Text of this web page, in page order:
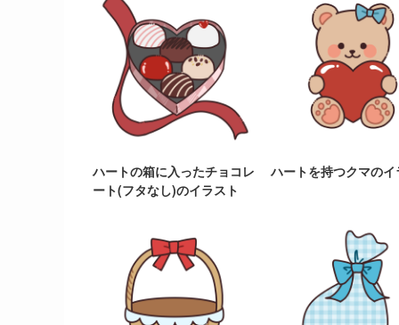
ハートの箱に入ったチョコレ
ート(フタなし)のイラスト
ハートを持つクマの